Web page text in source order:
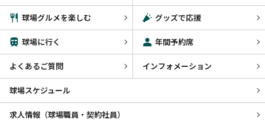
球場グルメを楽しむ グッズで応援
球場に行く 年間予約席
よくあるご質問 インフォメーション
球場スケジュール
求人情報（球場職員・契約社員）